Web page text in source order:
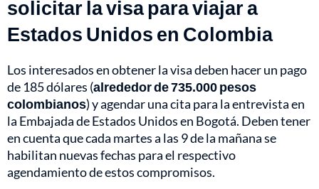
solicitar la visa para viajar a
Estados Unidos en Colombia
Los interesados en obtener la visa deben hacer un pago
de 185 dólares (alrededor de 735.000 pesos
colombianos) y agendar una cita para la entrevista en
la Embajada de Estados Unidos en Bogotá. Deben tener
en cuenta que cada martes a las 9 de la mañana se
habilitan nuevas fechas para el respectivo
agendamiento de estos compromisos.